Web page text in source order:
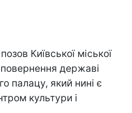
Київської міської
державі
палацу, який нині є
культури і